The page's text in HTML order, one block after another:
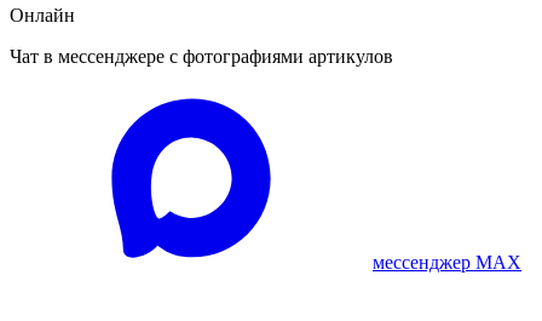
Онлайн
Чат в мессенджере с фотографиями артикулов
мессенджер MAX